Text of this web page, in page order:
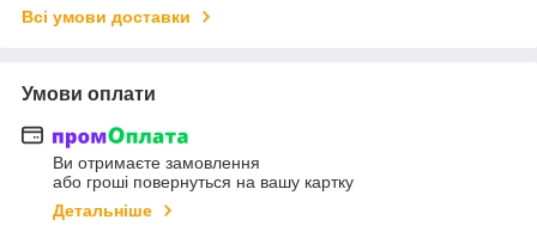
Всі умови доставки
Умови оплати
Ви отримаєте замовлення
або гроші повернуться на вашу картку
Детальніше